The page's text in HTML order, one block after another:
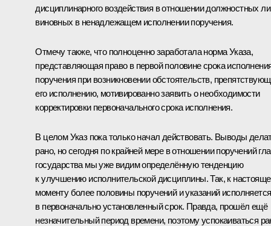
дисциплинарного воздействия в отношении должностных
виновных в ненадлежащем исполнении поручения.
Отмечу также, что полноценно заработала норма Указа,
представляющая право в первой половине срока
поручения при возникновении обстоятельств,
его исполнению, мотивированно заявить о необходимости
корректировки первоначального срока исполнения.
В целом Указ пока только начал действовать. Выводы
рано, но сегодня по крайней мере в отношении поручений
государства мы уже видим определённую тенденцию
к улучшению исполнительской дисциплины. Так, к
моменту более половины поручений и указаний исполняется
в первоначально установленный срок. Правда, прошёл ещё
незначительный период времени, поэтому успокаиваться